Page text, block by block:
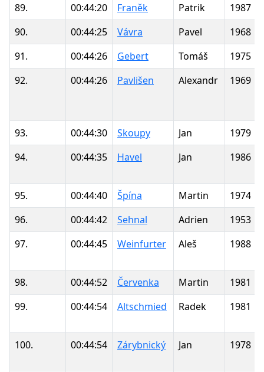
89.
00:44:20 Franěk Patrik
1987
90.
00:44:25 Vávra Pavel
1968
91.
00:44:26 Gebert Tomáš
1975
92.
00:44:26 Pavlišen Alexandr 1969
93. 00:44:30 Skoupy Jan
1979
94.
00:44:35 Havel Jan 1986
95. 00:44:40 Špína Martin
1974
96.
00:44:42 Sehnal Adrien
1953
97.
00:44:45 Weinfurter Aleš 1988
98. 00:44:52 Červenka Martin
1981
99.
00:44:54 Altschmied Radek 1981
100. 00:44:54 Zárybnický Jan 1978